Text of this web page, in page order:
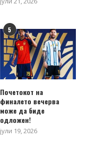
5
Почетокот на
финалето вечерва
може да биде
одложен!
јули 19, 2026